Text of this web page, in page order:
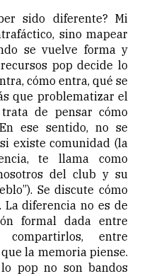
sido diferente? Mi
sino mapear
se vuelve forma y
pop decide lo
cómo entra, qué se
que problematizar el
de pensar cómo
ese sentido, no se
existe comunidad (la
te llama como
del club y su
Se discute cómo
La diferencia no es de
formal dada entre
entre
la memoria piense.
pop no son bandos